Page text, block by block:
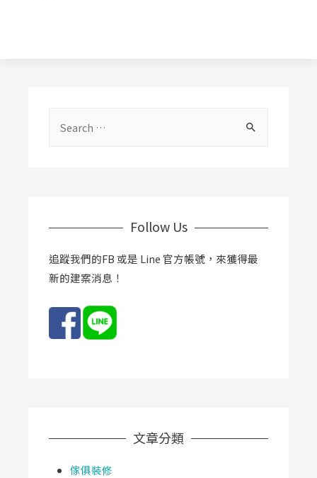
Follow Us
追蹤我們的FB 或是 Line 官方帳號，來獲得最
新的建案消息！
文章分類
傢俱裝修